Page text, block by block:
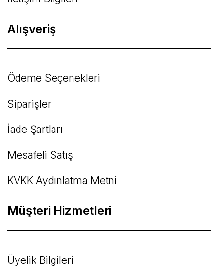
Alışveriş
Ödeme Seçenekleri
Siparişler
İade Şartları
Mesafeli Satış
KVKK Aydınlatma Metni
Müşteri Hizmetleri
Üyelik Bilgileri